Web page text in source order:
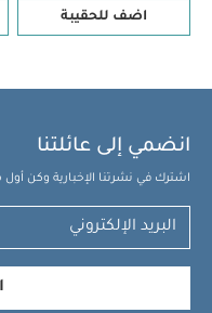
اضف للحقيبة
انضمي إلى عائلتنا
اشترك في نشرتنا الإخبارية وكن